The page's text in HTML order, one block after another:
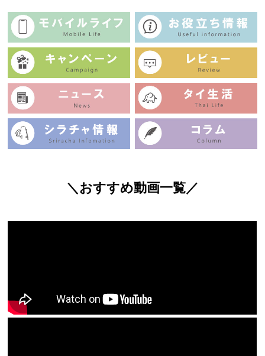
＼おすすめ動画一覧／